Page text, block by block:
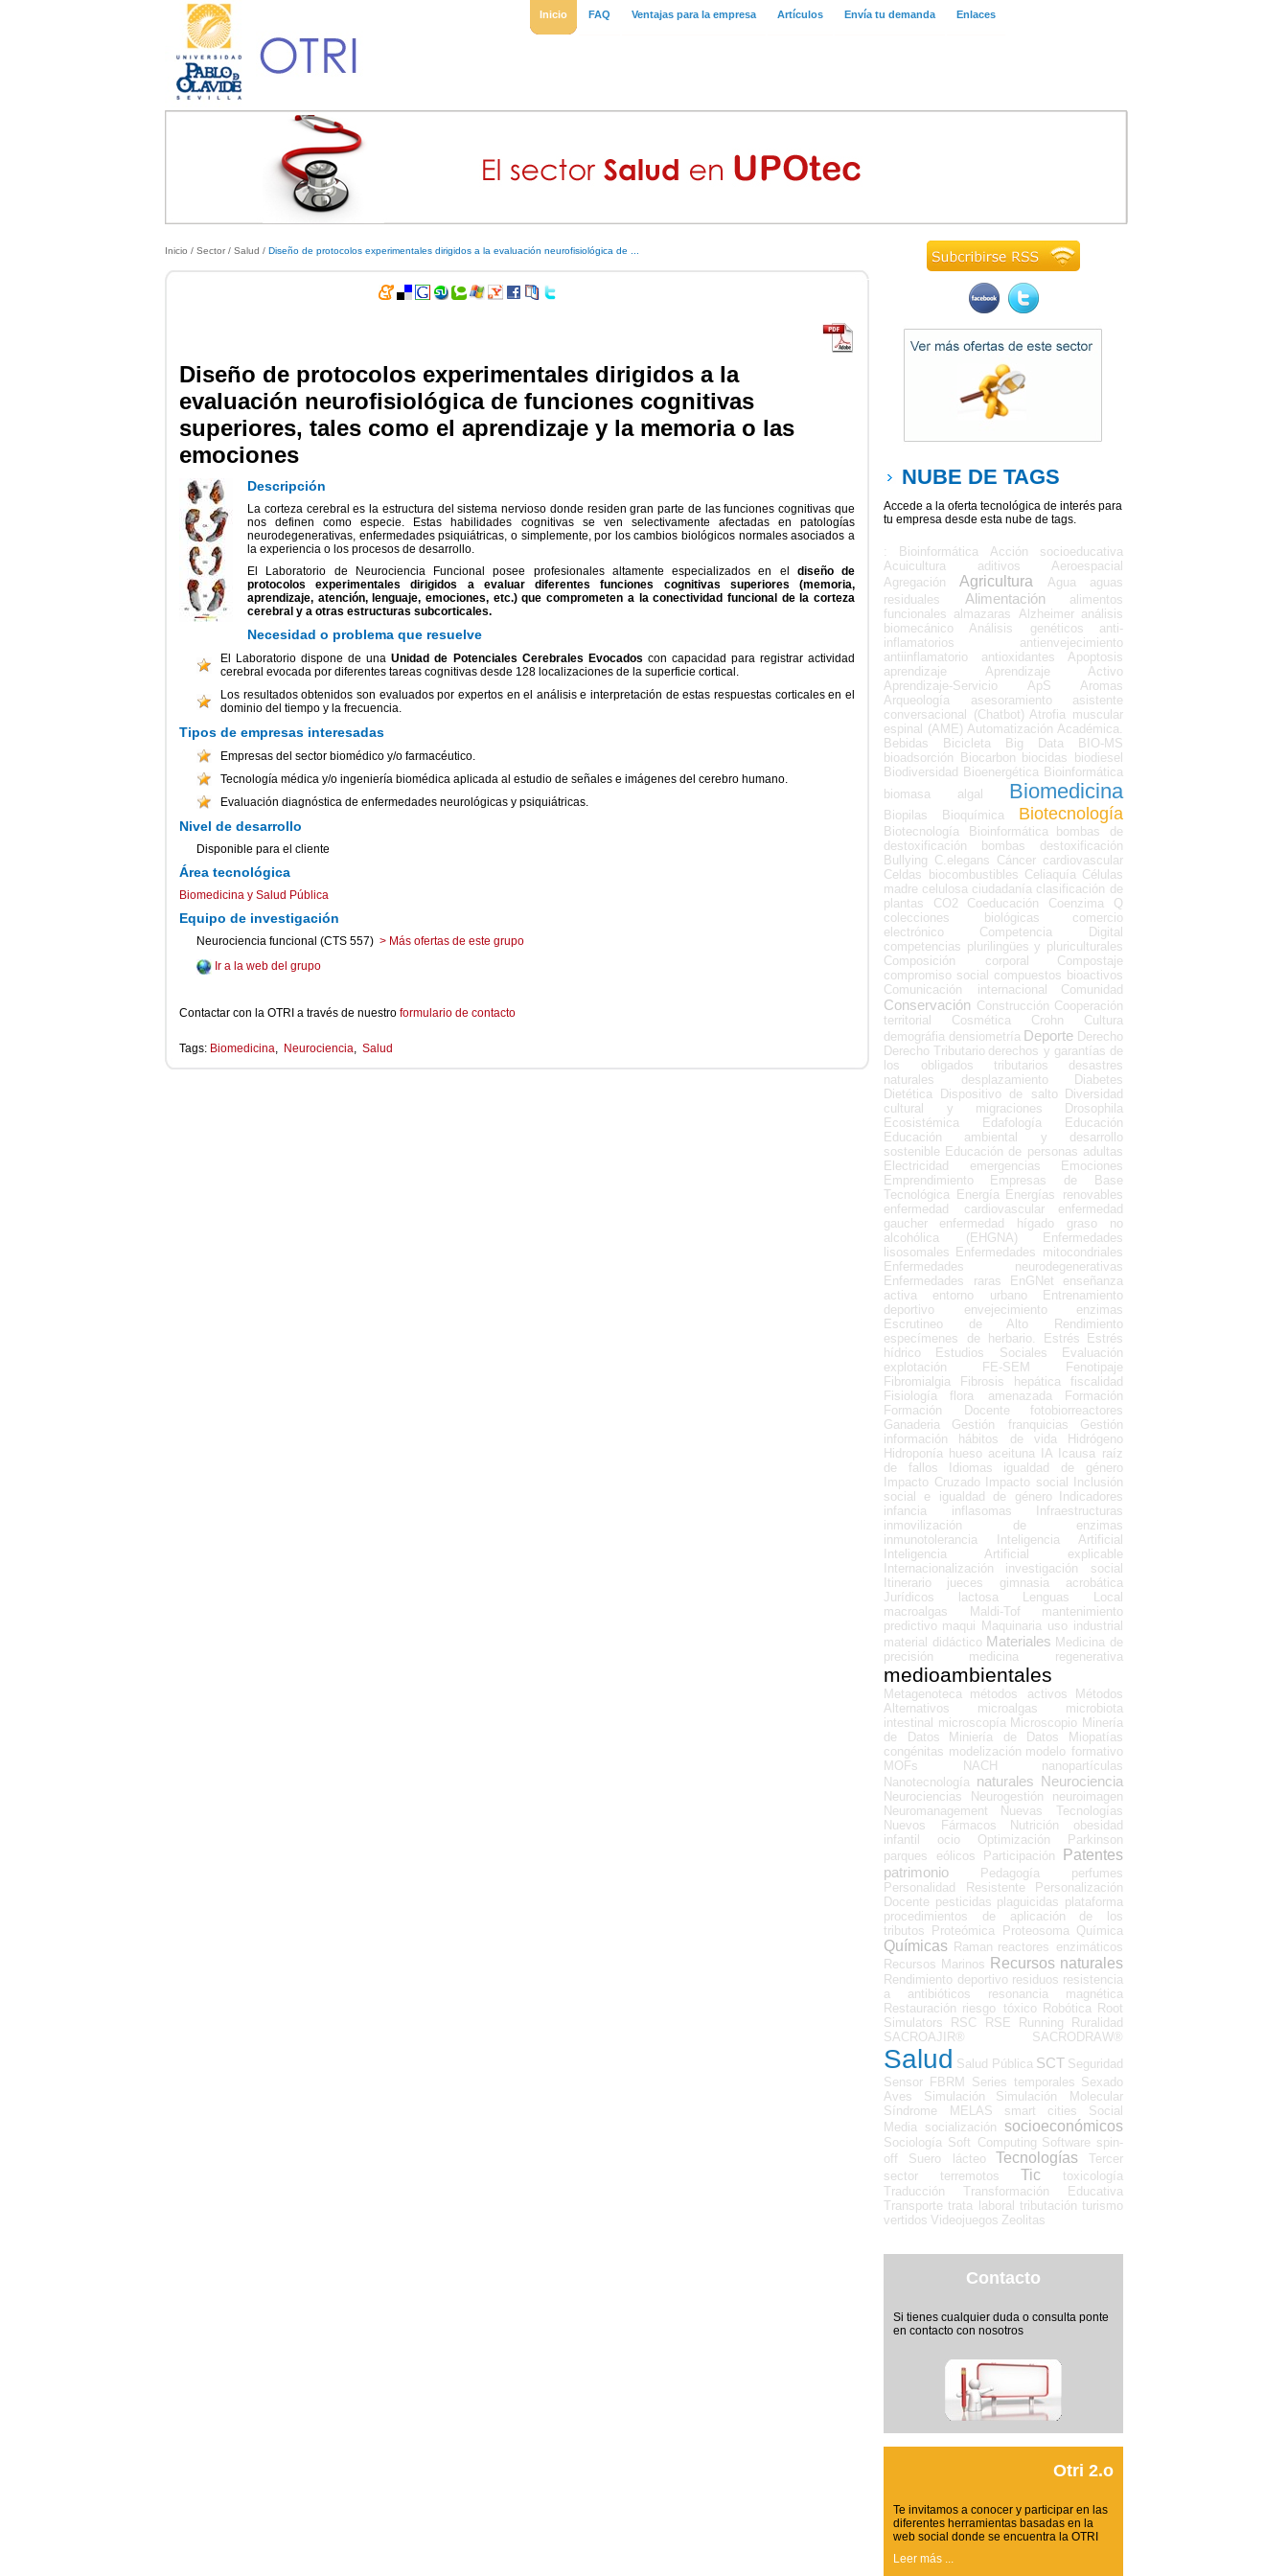
Inicio FAQ Ventajas para la empresa Artículos Envía tu demanda Enlaces
Inicio / Sector / Salud / Diseño de protocolos experimentales dirigidos a la evaluación neurofisiológica de ...
Diseño de protocolos experimentales dirigidos a la
evaluación neurofisiológica de funciones cognitivas
superiores, tales como el aprendizaje y la memoria o las
emociones
Descripción
La corteza cerebral es la estructura del sistema nervioso donde residen gran parte de las funciones cognitivas que
nos definen como especie. Estas habilidades cognitivas se ven selectivamente afectadas en patologías
neurodegenerativas, enfermedades psiquiátricas, o simplemente, por los cambios biológicos normales asociados a
la experiencia o los procesos de desarrollo.
El Laboratorio de Neurociencia Funcional posee profesionales altamente especializados en el diseño de
protocolos experimentales dirigidos a evaluar diferentes funciones cognitivas superiores (memoria,
aprendizaje, atención, lenguaje, emociones, etc.) que comprometen a la conectividad funcional de la corteza
cerebral y a otras estructuras subcorticales.
Necesidad o problema que resuelve
El Laboratorio dispone de unaUnidad de Potenciales Cerebrales Evocados con capacidad para registrar actividad
cerebral evocada por diferentes tareas cognitivas desde 128 localizaciones de la superficie cortical.
Los resultados obtenidos son evaluados por expertos en el análisis e interpretación de estas respuestas corticales en el
dominio del tiempo y la frecuencia.
Tipos de empresas interesadas
Empresas del sector biomédico y/o farmacéutico.
Tecnología médica y/o ingeniería biomédica aplicada al estudio de señales e imágenes del cerebro humano.
Evaluación diagnóstica de enfermedades neurológicas y psiquiátricas.
Nivel de desarrollo
Disponible para el cliente
Área tecnológica
Biomedicina y Salud Pública
Equipo de investigación
Neurociencia funcional (CTS 557) > Más ofertas de este grupo
Ir a la web del grupo
Contactar con la OTRI a través de nuestro formulario de contacto
Tags: Biomedicina, Neurociencia, Salud
NUBE DE TAGS
Accede a la oferta tecnológica de interés para
tu empresa desde esta nube de tags.
: Bioinformática
Acción socioeducativa
Acuicultura
aditivos
Aeroespacial
Agregación
Agricultura Agua
aguas
residuales
Alimentación
alimentos
funcionales almazaras Alzheimer análisis
biomecánico
Análisis genéticos
anti-
inflamatorios
antienvejecimiento
antiinflamatorio
antioxidantes
Apoptosis
aprendizaje
Aprendizaje Activo
Aprendizaje-Servicio
ApS
Aromas
Arqueología
asesoramiento
asistente
conversacional (Chatbot) Atrofia muscular
espinal (AME) Automatización Académica.
Bebidas
Bicicleta Big Data
BIO-MS
bioadsorción
Biocarbon biocidas
biodiesel
Biodiversidad
Bioenergética Bioinformática
biomasa algal
Biomedicina
Biopilas Bioquímica Biotecnología
Biotecnología Bioinformática
bombas de
destoxificación
bombas destoxificación
Bullying C.elegans Cáncer cardiovascular
Celdas biocombustibles Celiaquía Células
madre celulosa ciudadanía clasificación de
plantas
CO2 Coeducación
Coenzima Q
colecciones biológicas
comercio
electrónico
Competencia Digital
competencias plurilingües y pluriculturales
Composición corporal
Compostaje
compromiso social compuestos bioactivos
Comunicación internacional
Comunidad
Conservación Construcción Cooperación
territorial
Cosmética Crohn
Cultura
demográfia densiometría Deporte Derecho
Derecho Tributario derechos y garantías de
los obligados tributarios
desastres
naturales
desplazamiento
Diabetes
Dietética
Dispositivo de salto
Diversidad
cultural y migraciones
Drosophila
Ecosistémica
Edafología
Educación
Educación ambiental y desarrollo
sostenible Educación de personas adultas
Electricidad
emergencias
Emociones
Emprendimiento
Empresas de Base
Tecnológica Energía Energías renovables
enfermedad cardiovascular
enfermedad
gaucher
enfermedad hígado graso no
alcohólica (EHGNA)
Enfermedades
lisosomales Enfermedades mitocondriales
Enfermedades neurodegenerativas
Enfermedades raras
EnGNet
enseñanza
activa
entorno urbano
Entrenamiento
deportivo
envejecimiento
enzimas
Escrutineo de Alto Rendimiento
especímenes de herbario.
Estrés
Estrés
hídrico
Estudios Sociales
Evaluación
explotación
FE-SEM
Fenotipaje
Fibromialgia
Fibrosis hepática
fiscalidad
Fisiología
flora amenazada
Formación
Formación Docente
fotobiorreactores
Ganaderia
Gestión franquicias
Gestión
información
hábitos de vida
Hidrógeno
Hidroponía hueso aceituna IA
Icausa raíz
de fallos
Idiomas
igualdad de género
Impacto Cruzado
Impacto social
Inclusión
social e igualdad de género
Indicadores
infancia
inflasomas
Infraestructuras
inmovilización de enzimas
inmunotolerancia
Inteligencia Artificial
Inteligencia Artificial explicable
Internacionalización
investigación social
Itinerario
jueces gimnasia acrobática
Jurídicos
lactosa Lenguas
Local
macroalgas
Maldi-Tof
mantenimiento
predictivo maqui Maquinaria uso industrial
material didáctico Materiales Medicina de
precisión
medicina regenerativa
medioambientales
Metagenoteca métodos activos
Métodos
Alternativos
microalgas
microbiota
intestinal microscopía Microscopio Minería
de Datos
Miniería de Datos
Miopatías
congénitas modelización modelo formativo
MOFs
NACH
nanopartículas
Nanotecnología naturales Neurociencia
Neurociencias Neurogestión
neuroimagen
Neuromanagement
Nuevas Tecnologías
Nuevos Fármacos
Nutrición
obesidad
infantil
ocio Optimización
Parkinson
parques eólicos
Participación
Patentes
patrimonio
Pedagogía
perfumes
Personalidad Resistente
Personalización
Docente pesticidas plaguicidas plataforma
procedimientos de aplicación de los
tributos
Proteómica Proteosoma Química
Químicas Raman reactores enzimáticos
Recursos Marinos Recursos naturales
Rendimiento deportivo residuos resistencia
a antibióticos
resonancia magnética
Restauración riesgo tóxico Robótica Root
Simulators
RSC RSE Running
Ruralidad
SACROAJIR®
SACRODRAW®
Salud Salud Pública SCT Seguridad
Sensor FBRM
Series temporales Sexado
Aves
Simulación
Simulación Molecular
Síndrome MELAS
smart cities
Social
Media socialización socioeconómicos
Sociología Soft Computing Software spin-
off
Suero lácteo Tecnologías
Tercer
sector
terremotos Tic
toxicología
Traducción
Transformación Educativa
Transporte trata laboral tributación turismo
vertidos Videojuegos Zeolitas
Contacto
Si tienes cualquier duda o consulta ponte
en contacto con nosotros
Otri 2.o
Te invitamos a conocer y participar en las
diferentes herramientas basadas en la
web social donde se encuentra la OTRI
Leer más ...